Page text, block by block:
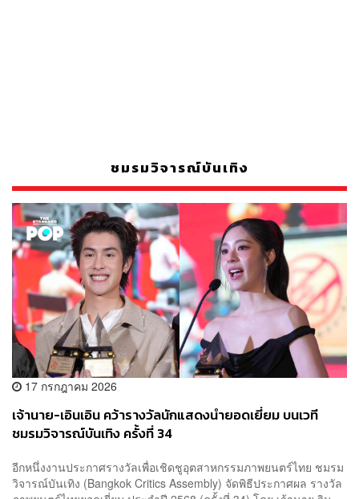
ชมรมวิจารณ์บันเทิง
17 กรกฎาคม 2026
เจ้านาย-เอินเอิน คว้ารางวัลนักแสดงนำยอดเยี่ยม บนเวที
ชมรมวิจารณ์บันเทิง ครั้งที่ 34
อีกหนึ่งงานประกาศรางวัลเพื่อเชิดชูอุตสาหกรรมภาพยนตร์ไทย ชมรม
วิจารณ์บันเทิง (Bangkok Critics Assembly) จัดพิธีประกาศผล รางวัล